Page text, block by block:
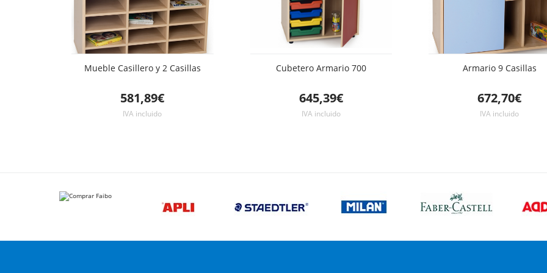
Mueble Casillero y 2 Casillas
581,89€
IVA incluido
Cubetero Armario 700
645,39€
IVA incluido
Armario 9 Casillas
672,70€
IVA incluido